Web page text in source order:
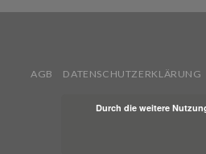
AGB DATENSCHUTZERKLÄRUNG
Durch die weitere